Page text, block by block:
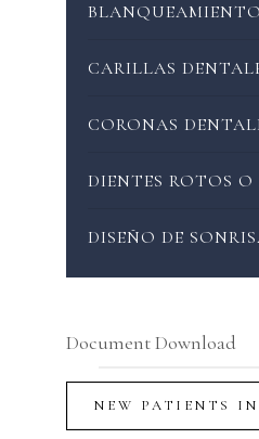
CARILLAS
CORONAS
DIENTES ROTOS
DISEÑO DE
Document Download
NEW PATIENTS